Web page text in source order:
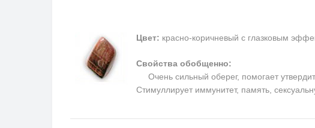
Цвет: красно-коричневый с глазковым
Свойства обобщенно:
Очень сильный оберег, помогает
Cтимуллирует иммунитет, память,